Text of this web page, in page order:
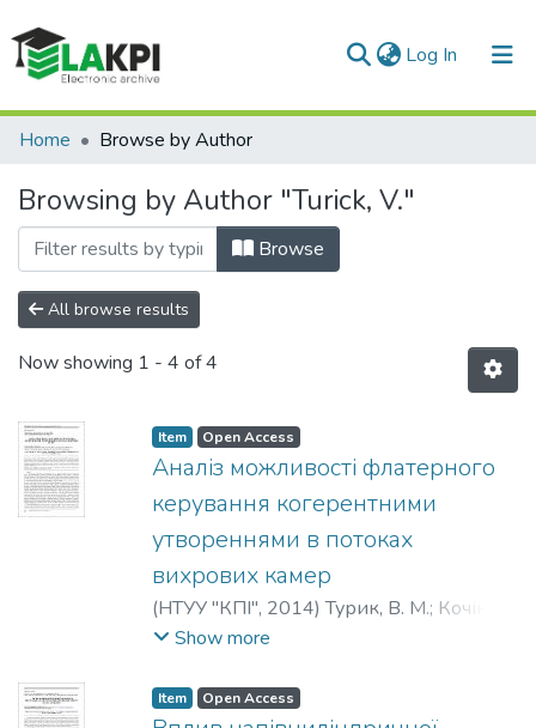
Log In (current)
Communities & Collections
All of DSpace
Home Browse by Author
Browsing by Author "Turick, V."
Browse
All browse results
Now showing 1 - 4 of 4
Item Open Access
Аналіз можливості флатерного
керування когерентними
утвореннями в потоках
вихрових камер
(НТУУ "КПІ", 2014)Турик, В. М.; Кочін, В.
О. ;Кочіна, М. В.
Show more
Item Open Access